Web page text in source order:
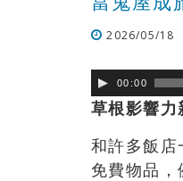
2026/05/18
00:00
草根影響
和許多飯
免費物品